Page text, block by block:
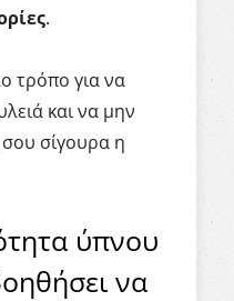
.
τρόπο για να
και να μην
σίγουρα η
ύπνου
να